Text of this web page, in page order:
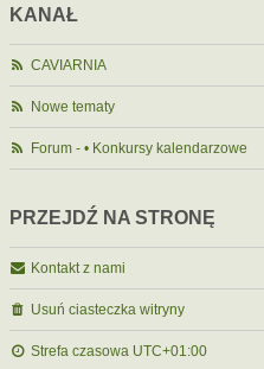
KANAŁ
CAVIARNIA
Nowe tematy
Forum - • Konkursy kalendarzowe
PRZEJDŹ NA STRONĘ
Kontakt z nami
Usuń ciasteczka witryny
Strefa czasowa UTC+01:00